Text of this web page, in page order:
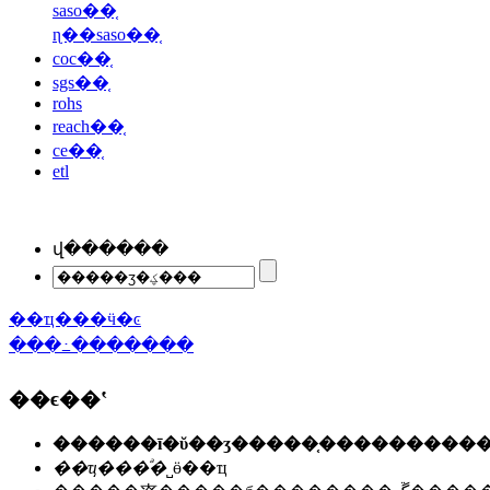
saso��֤
ɳ��saso��֤
coc��֤
sgs��֤
rohs
reach��֤
ce��֤
etl
վ������
��ҵ���ӵ�ͼ
���߸�������
��ϵ��ʽ
��ҵ���ͣ�˽ӫ��ҵ